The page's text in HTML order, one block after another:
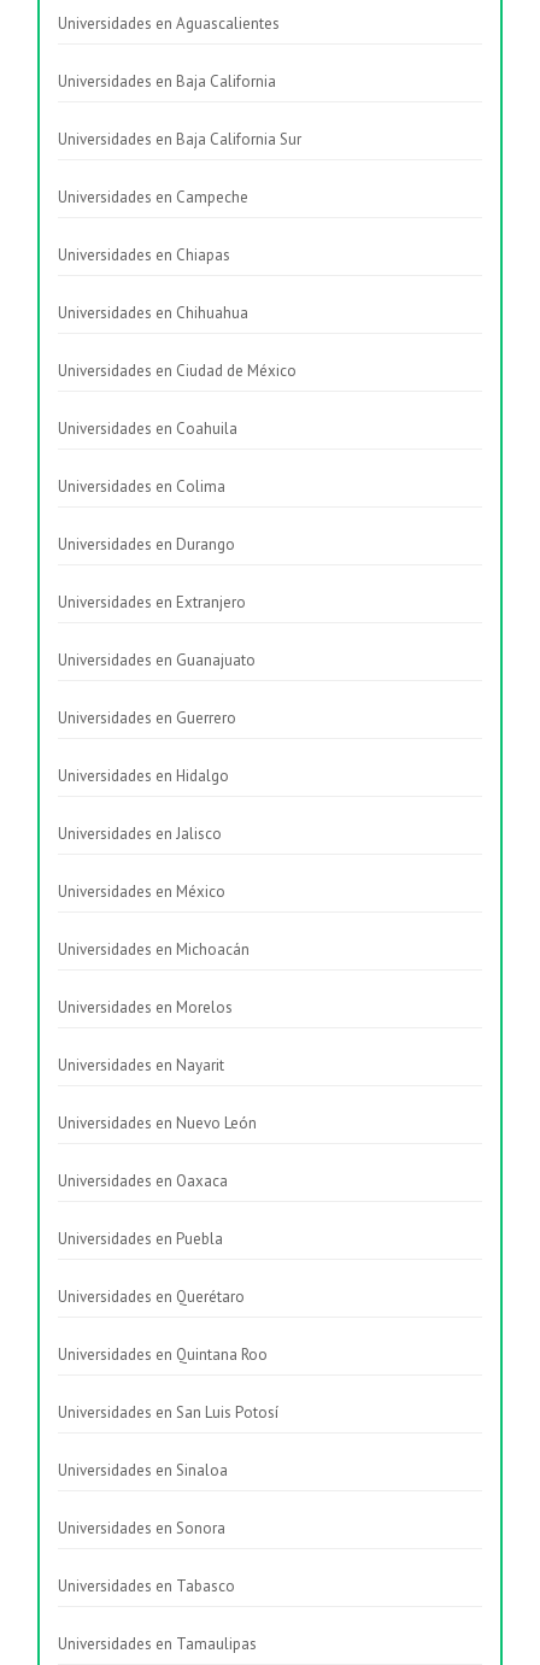
Universidades en Aguascalientes
Universidades en Baja California
Universidades en Baja California Sur
Universidades en Campeche
Universidades en Chiapas
Universidades en Chihuahua
Universidades en Ciudad de México
Universidades en Coahuila
Universidades en Colima
Universidades en Durango
Universidades en Extranjero
Universidades en Guanajuato
Universidades en Guerrero
Universidades en Hidalgo
Universidades en Jalisco
Universidades en México
Universidades en Michoacán
Universidades en Morelos
Universidades en Nayarit
Universidades en Nuevo León
Universidades en Oaxaca
Universidades en Puebla
Universidades en Querétaro
Universidades en Quintana Roo
Universidades en San Luis Potosí
Universidades en Sinaloa
Universidades en Sonora
Universidades en Tabasco
Universidades en Tamaulipas